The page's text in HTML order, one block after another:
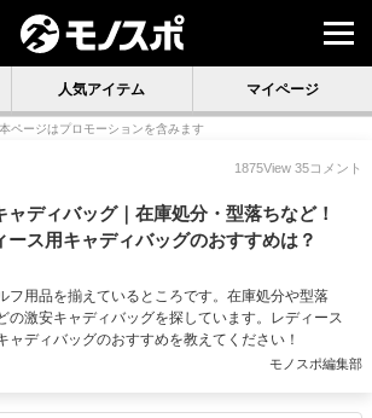
人気アイテム マイページ
本ページはプロモーションを含みます
1875View 35コメント
ャディバッグ｜在庫処分・型落ちなど！
ース用キャディバッグのおすすめは？
フ用品を揃えているところです。在庫処分や型落
の激安キャディバッグを探しています。レディース
ャディバッグのおすすめを教えてください！
モノスポ編集部